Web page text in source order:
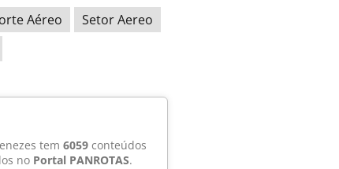
Aéreo
Setor Aereo
tem 6059 conteúdos
no Portal PANROTAS.